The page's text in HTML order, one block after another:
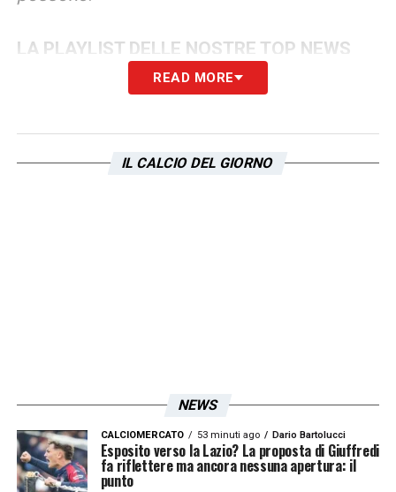
LA PLAYLIST DELLE NOSTRE TOP NEWS
READ MORE
IL CALCIO DEL GIORNO
NEWS
CALCIOMERCATO 53 minuti ago Dario Bartolucci
Esposito verso la Lazio? La proposta di Giuffredi
fa riflettere ma ancora nessuna apertura: il
punto